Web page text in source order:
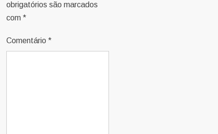
obrigatórios são marcados
com*
Comentário*